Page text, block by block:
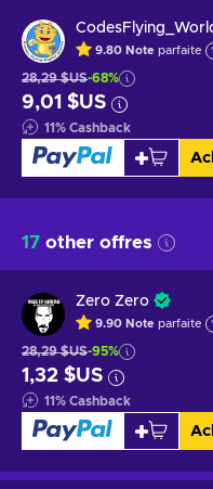
9.80 Note parfaite
28,29 $US-68%
9,01 $US
11% Cashback
17 other offres
Zero Zero
9.90 Note parfaite
28,29 $US-95%
1,32 $US
11% Cashback